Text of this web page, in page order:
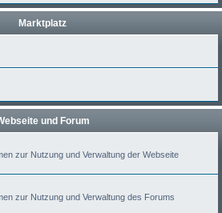
Marktplatz
und Forum
zur Nutzung und Verwaltung der Webseite
zur Nutzung und Verwaltung des Forums